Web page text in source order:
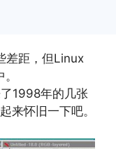
差距，但Linux
1998年的几张
来怀旧一下吧。